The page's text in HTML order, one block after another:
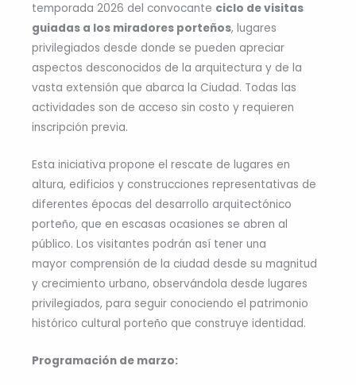
temporada 2026 del convocante ciclo de visitas
guiadas a los miradores porteños, lugares
privilegiados desde donde se pueden apreciar
aspectos desconocidos de la arquitectura y de la
vasta extensión que abarca la Ciudad. Todas las
actividades son de acceso sin costo y requieren
inscripción previa.
Esta iniciativa propone el rescate de lugares en
altura, edificios y construcciones representativas de
diferentes épocas del desarrollo arquitectónico
porteño, que en escasas ocasiones se abren al
público. Los visitantes podrán así tener una
mayor comprensión de la ciudad desde su magnitud
y crecimiento urbano, observándola desde lugares
privilegiados, para seguir conociendo el patrimonio
histórico cultural porteño que construye identidad.
Programación de marzo: